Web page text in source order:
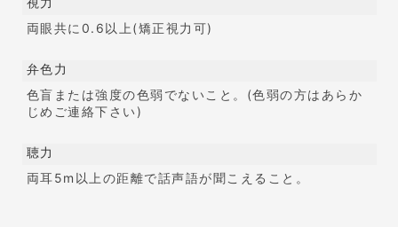
両眼共に0.6以上(矯正視力可)
弁色力
色盲または強度の色弱でないこと。(色弱の方はあらか
じめご連絡下さい)
聴力
両耳5m以上の距離で話声語が聞こえること。